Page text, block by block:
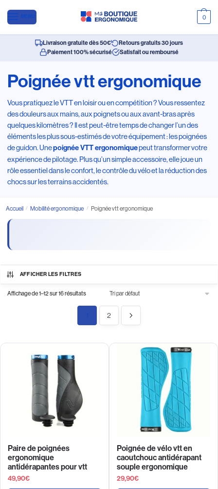
MENU 0
Livraison gratuite dès 50€
Retours gratuits 30 jours
Paiement 100% sécurisé
Satisfait ou remboursé
Poignée vtt ergonomique
Vous pratiquez le VTT en loisir ou en compétition ? Vous ressentez
des douleurs aux mains, aux poignets ou aux avant-bras après
quelques kilomètres ? Il est peut-être temps de changer l’un des
éléments les plus sous-estimés de votre équipement : les poignées
de guidon. Unepoignée VTT ergonomiquepeut transformer votre
expérience de pilotage. Plus qu’un simple accessoire, elle joue un
rôle essentiel dans le confort, le contrôle du vélo et la réduction des
chocs sur les terrains accidentés.
Accueil / Mobilité ergonomique / Poignée vtt ergonomique
AFFICHER LES FILTRES
Affichage de 1–12 sur 16 résultats
1 2
Paire de poignées
ergonomique
antidérapantes pour vtt
49,90€
Poignée de vélo vtt en
caoutchouc antidérapant
souple ergonomique
29,90€